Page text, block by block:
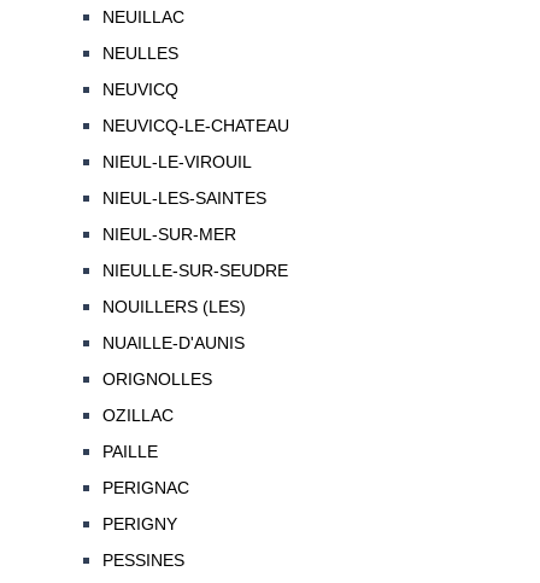
NEUILLAC
NEULLES
NEUVICQ
NEUVICQ-LE-CHATEAU
NIEUL-LE-VIROUIL
NIEUL-LES-SAINTES
NIEUL-SUR-MER
NIEULLE-SUR-SEUDRE
NOUILLERS (LES)
NUAILLE-D'AUNIS
ORIGNOLLES
OZILLAC
PAILLE
PERIGNAC
PERIGNY
PESSINES